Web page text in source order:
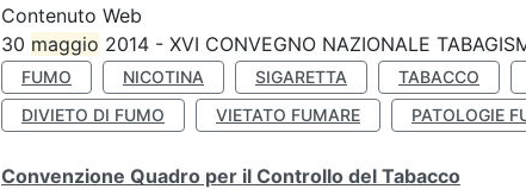
Contenuto Web
30 maggio 2014 - XVI CONVEGNO NAZIONALE
FUMO NICOTINA SIGARETTA TABACCO
DIVIETO DI FUMO
VIETATO FUMARE PATOLOGIE
Convenzione Quadro per il Controllo del Tabacco